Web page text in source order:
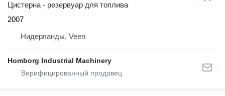
Цистерна - резервуар для топлива
2007
Нидерланды, Veen
Homborg Industrial Machinery